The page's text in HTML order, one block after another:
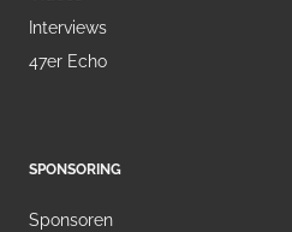
Interviews
47er Echo
SPONSORING
Sponsoren